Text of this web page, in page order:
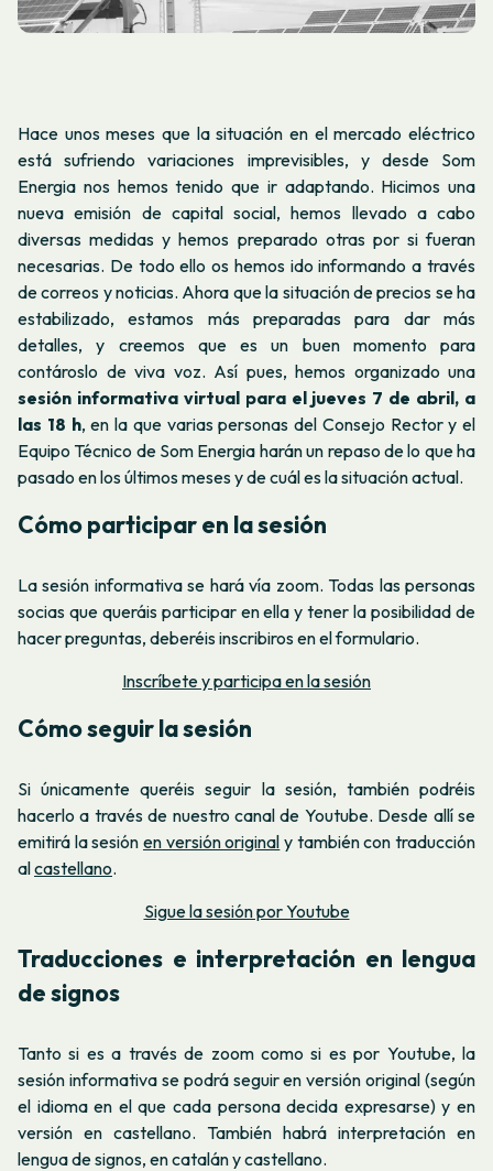
Hace unos meses que la situación en el mercado eléctrico
está sufriendo variaciones imprevisibles, y desde Som
Energia nos hemos tenido que ir adaptando. Hicimos una
nueva emisión de capital social, hemos llevado a cabo
diversas medidas y hemos preparado otras por si fueran
necesarias. De todo ello os hemos ido informando a través
de correos y noticias. Ahora que la situación de precios se ha
estabilizado, estamos más preparadas para dar más
detalles, y creemos que es un buen momento para
contároslo de viva voz. Así pues, hemos organizado una
sesión informativa virtual para el jueves 7 de abril, a
las 18 h, en la que varias personas del Consejo Rector y el
Equipo Técnico de Som Energia harán un repaso de lo que ha
pasado en los últimos meses y de cuál es la situación actual.
Cómo participar en la sesión
La sesión informativa se hará vía zoom. Todas las personas
socias que queráis participar en ella y tener la posibilidad de
hacer preguntas, deberéis inscribiros en el formulario.
Inscríbete y participa en la sesión
Cómo seguir la sesión
Si únicamente queréis seguir la sesión, también podréis
hacerlo a través de nuestro canal de Youtube. Desde allí se
emitirá la sesión en versión original y también con traducción
alcastellano.
Sigue la sesión por Youtube
Traducciones e interpretación en lengua
de signos
Tanto si es a través de zoom como si es por Youtube, la
sesión informativa se podrá seguir en versión original (según
el idioma en el que cada persona decida expresarse) y en
versión en castellano. También habrá interpretación en
lengua de signos, en catalán y castellano.